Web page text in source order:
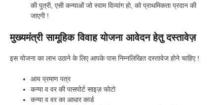
की पुत्री, एसी कन्याओं जो स्वाम दिव्यांग हो, को प्राथमिकता प्रदान की
जाएगी !
मुख्यमंत्री सामूहिक विवाह योजना आवेदन हेतु दस्तावेज़
इस योजना का लाभ उठाने के लिए आपके पास निम्नलिखित दस्तावेज होने चाहिए !
आय प्रमाण पत्र
कन्या व वर की पासपोर्ट साइज़ फोटो
कन्या व वर का आधार कार्ड